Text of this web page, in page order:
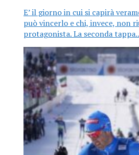
E’ il giorno in cui si capirà
può vincerlo e chi, invece, non
protagonista. La seconda